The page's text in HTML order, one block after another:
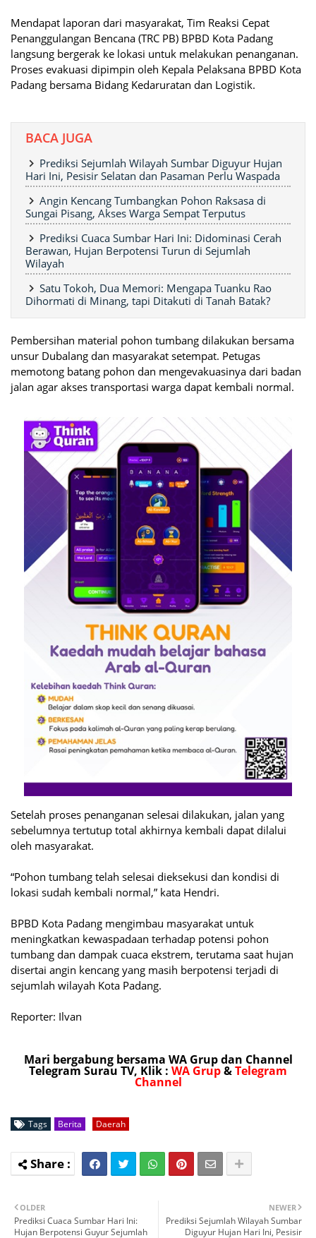
Mendapat laporan dari masyarakat, Tim Reaksi Cepat
Penanggulangan Bencana (TRC PB) BPBD Kota Padang
langsung bergerak ke lokasi untuk melakukan penanganan.
Proses evakuasi dipimpin oleh Kepala Pelaksana BPBD Kota
Padang bersama Bidang Kedaruratan dan Logistik.
BACA JUGA
Prediksi Sejumlah Wilayah Sumbar Diguyur Hujan
Hari Ini, Pesisir Selatan dan Pasaman Perlu Waspada
Angin Kencang Tumbangkan Pohon Raksasa di
Sungai Pisang, Akses Warga Sempat Terputus
Prediksi Cuaca Sumbar Hari Ini: Didominasi Cerah
Berawan, Hujan Berpotensi Turun di Sejumlah
Wilayah
Satu Tokoh, Dua Memori: Mengapa Tuanku Rao
Dihormati di Minang, tapi Ditakuti di Tanah Batak?
Pembersihan material pohon tumbang dilakukan bersama
unsur Dubalang dan masyarakat setempat. Petugas
memotong batang pohon dan mengevakuasinya dari badan
jalan agar akses transportasi warga dapat kembali normal.
Setelah proses penanganan selesai dilakukan, jalan yang
sebelumnya tertutup total akhirnya kembali dapat dilalui
oleh masyarakat.
“Pohon tumbang telah selesai dieksekusi dan kondisi di
lokasi sudah kembali normal,” kata Hendri.
BPBD Kota Padang mengimbau masyarakat untuk
meningkatkan kewaspadaan terhadap potensi pohon
tumbang dan dampak cuaca ekstrem, terutama saat hujan
disertai angin kencang yang masih berpotensi terjadi di
sejumlah wilayah Kota Padang.
Reporter: Ilvan
Mari bergabung bersama WA Grup dan Channel
Telegram Surau TV, Klik : WA Grup&Telegram
Channel
Tags Berita Daerah
NEWER
Prediksi Sejumlah Wilayah Sumbar
Diguyur Hujan Hari Ini, Pesisir
OLDER
Prediksi Cuaca Sumbar Hari Ini:
Hujan Berpotensi Guyur Sejumlah